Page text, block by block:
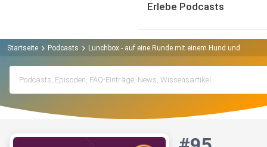
Erlebe Podcasts
Startseite Podcasts Lunchbox - auf eine Runde mit einem Hund und Nina